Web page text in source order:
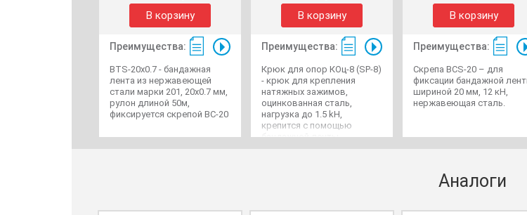
В корзину
Преимущества:
BTS-20x0.7 - бандажная
лента из нержавеющей
стали марки 201, 20х0.7 мм,
рулон длиной 50м,
фиксируется скрепой BC-20
В корзину
Преимущества:
Крюк для опор КОц-8 (SP-8)
- крюк для крепления
натяжных зажимов,
оцинкованная сталь,
нагрузка до 1.5 kH,
крепится с помощью
бандажной ленты.
В корзину
Преимущества:
Скрепа BCS-20 – для
фиксации бандажной
шириной 20 мм, 12 кН,
нержавеющая сталь.
Аналоги